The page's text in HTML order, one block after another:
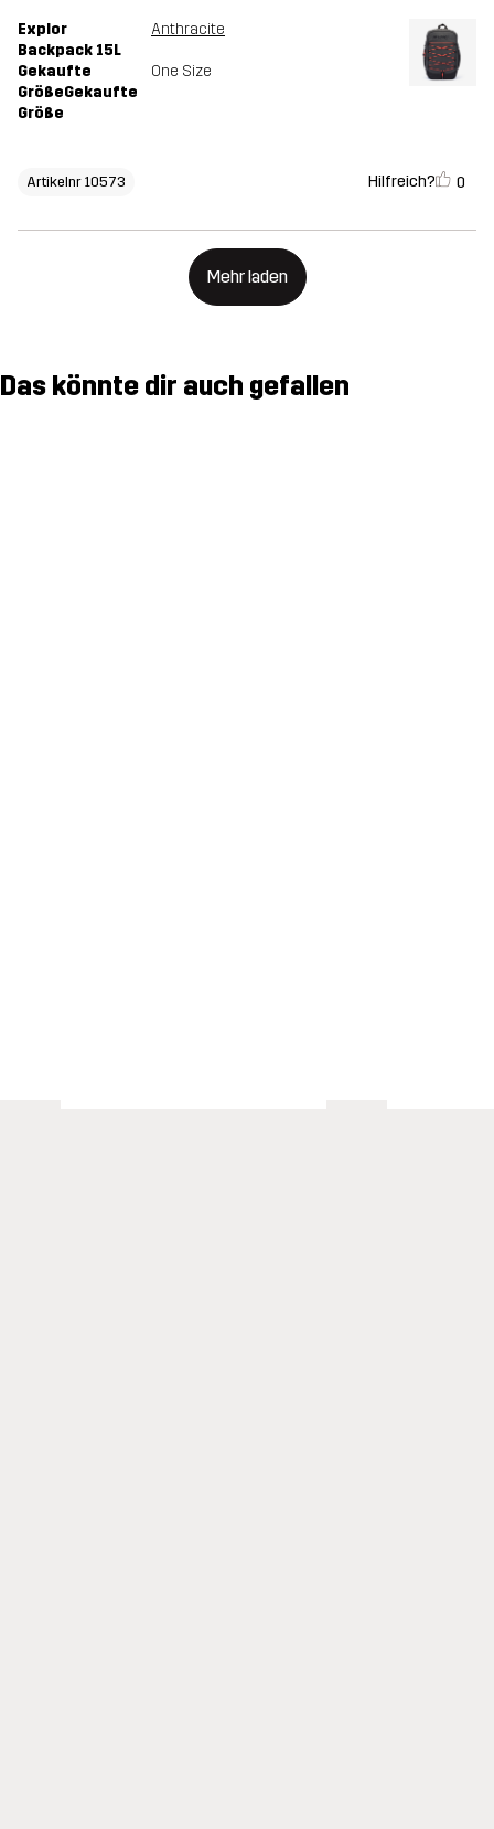
Explor
Backpack 15L
Anthracite
Gekaufte
GrößeGekaufte
Größe
One Size
Artikelnr 10573 Hilfreich? 0
Mehr laden
Das könnte dir auch gefallen